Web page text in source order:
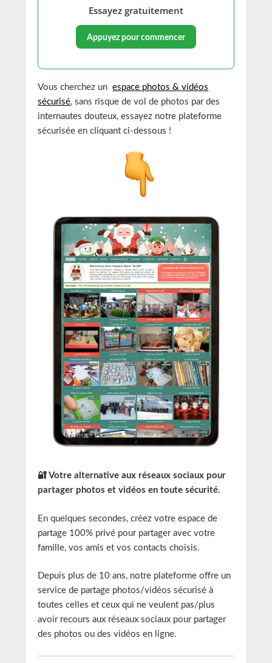
Essayez gratuitement
Appuyez pour commencer
Vous cherchez unespace photos & vidéos
sécurisé, sans risque de vol de photos par des
internautes douteux, essayez notre plateforme
sécurisée en cliquant ci-dessous !
🔐 Votre alternative aux réseaux sociaux pour
partager photos et vidéos en toute sécurité.
En quelques secondes, créez votre espace de
partage 100% privé pour partager avec votre
famille, vos amis et vos contacts choisis.
Depuis plus de 10 ans, notre plateforme offre un
service de partage photos/vidéos sécurisé à
toutes celles et ceux qui ne veulent pas/plus
avoir recours aux réseaux sociaux pour partager
des photos ou des vidéos en ligne.